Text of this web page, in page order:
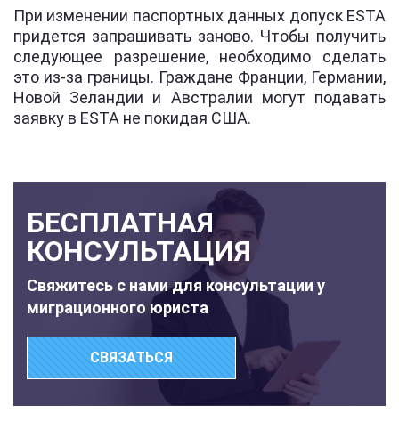
При изменении паспортных данных допуск ESTA
придется запрашивать заново. Чтобы получить
следующее разрешение, необходимо сделать
это из-за границы. Граждане Франции, Германии,
Новой Зеландии и Австралии могут подавать
заявку в ESTA не покидая США.
БЕСПЛАТНАЯ
КОНСУЛЬТАЦИЯ
Свяжитесь с нами для консультации у
миграционного юриста
СВЯЗАТЬСЯ